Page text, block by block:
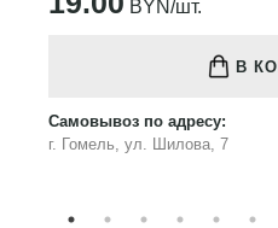
BYN/шт.
В
Самовывоз по адресу:
г. Гомель, ул. Шилова, 7